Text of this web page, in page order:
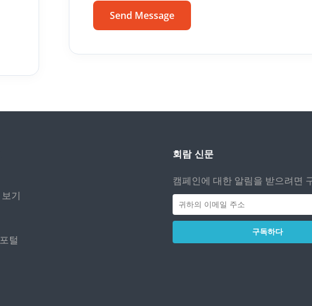
Send Message
기
털
회람 신문
캠페인에 대한 알림을 받으려면
구독하다